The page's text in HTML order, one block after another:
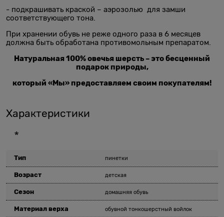
- подкрашивать краской – аэрозолью для замши
соответствующего тона.
При хранении обувь не реже одного раза в 6 месяцев
должна быть обработана противомольным препаратом.
Натуральная 100% овечья шерсть – это бесценный
подарок природы,
который «Мы» предоставляем своим покупателям!
Характеристики
*
Тип пинетки
Возраст детская
Сезон домашняя обувь
Материал верха обувной тонкошерстный войлок